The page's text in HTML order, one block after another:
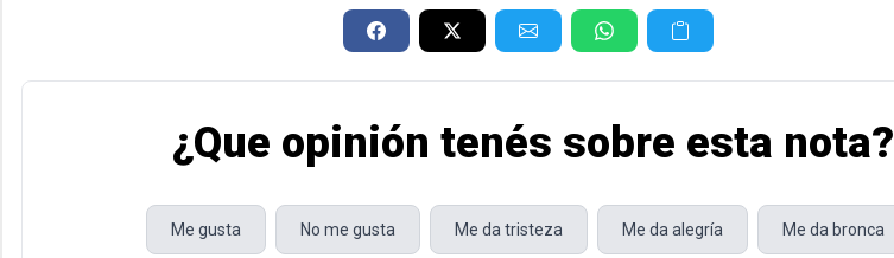
¿Que opinión tenés sobre esta nota?
Me gusta No me gusta Me da tristeza Me da alegría Me da bronca